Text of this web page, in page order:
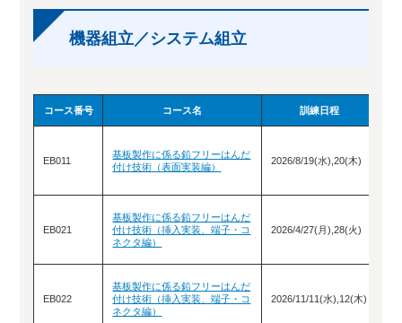
機器組立／システム組立
コース番号 コース名 訓練日程
EB011
基板製作に係る鉛フリーはんだ
付け技術（表面実装編）
2026/8/19(水),20(木)
EB021
基板製作に係る鉛フリーはんだ
付け技術（挿入実装、端子・コ
ネクタ編）
2026/4/27(月),28(火)
EB022
基板製作に係る鉛フリーはんだ
付け技術（挿入実装、端子・コ
ネクタ編）
2026/11/11(水),12(木)